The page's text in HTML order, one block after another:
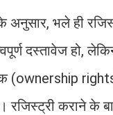
अनुसार, भले ही
दस्तावेज हो,
(ownership
रजिस्ट्री कराने के